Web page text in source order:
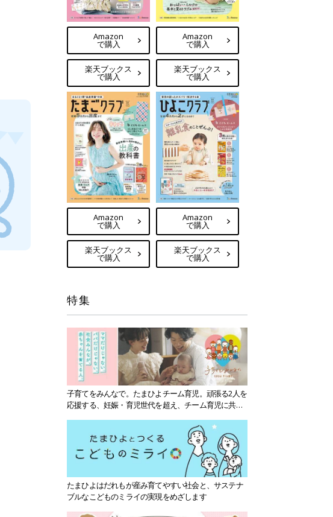
Amazon
で購入
楽天ブックス
で購入
Amazon
で購入
楽天ブックス
で購入
Amazon
で購入
楽天ブックス
で購入
Amazon
で購入
楽天ブックス
で購入
特集
子育てをみんなで。たまひよチーム育児。頑張る2人を
応援する、妊娠・育児世代を超え、チーム育児に共感
たまひよはだれもが産み育てやすい社会と、サステナ
ブルなこどものミライの実現をめざします